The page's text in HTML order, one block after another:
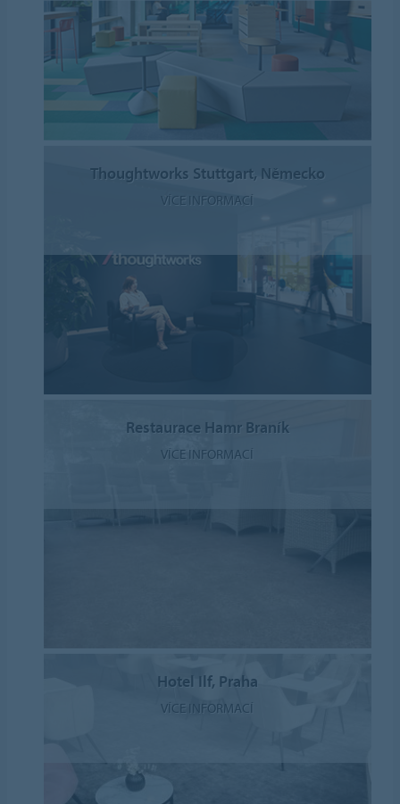
Thoughtworks Stuttgart, Německo
VÍCE INFORMACÍ
Restaurace Hamr Braník
VÍCE INFORMACÍ
Hotel Ilf, Praha
VÍCE INFORMACÍ